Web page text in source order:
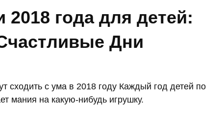
года для детей:
Дни
сходить с ума в 2018 году Каждый год детей по
мания на какую-нибудь игрушку.